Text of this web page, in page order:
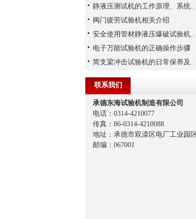
静液压测试机的工作原理、系统构
阀门疲劳试验机相关介绍
安全使用管材静液压爆破
电子万能试验机的正确操作步骤
简支梁冲击试验机的日
联系我们
承德东海试验机制造有限公司
电话：0314-4210077
传真：86-0314-4210088
地址：承德市双滦区电厂工业园区
邮编：067001